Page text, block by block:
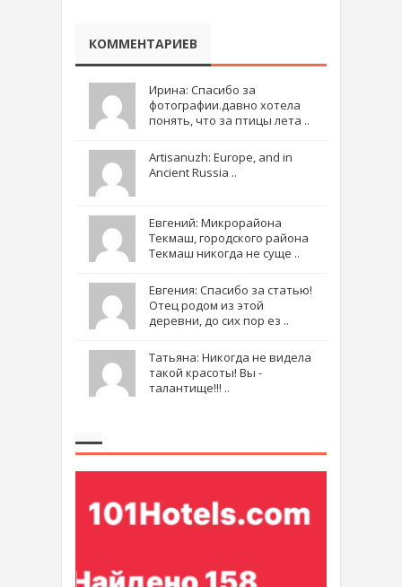
КОММЕНТАРИЕВ
Ирина: Спасибо за
фотографии.давно хотела
понять, что за птицы лета ..
Artisanuzh: Europe, and in
Ancient Russia ..
Евгений: Микрорайона
Текмаш, городского района
Текмаш никогда не суще ..
Евгения: Спасибо за статью!
Отец родом из этой
деревни, до сих пор ез ..
Татьяна: Никогда не видела
такой красоты! Вы -
талантище!!! ..